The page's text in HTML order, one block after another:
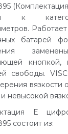
к
батарей
кнопкой,
свободы.
вязкости
невысокой
E
состоит из: